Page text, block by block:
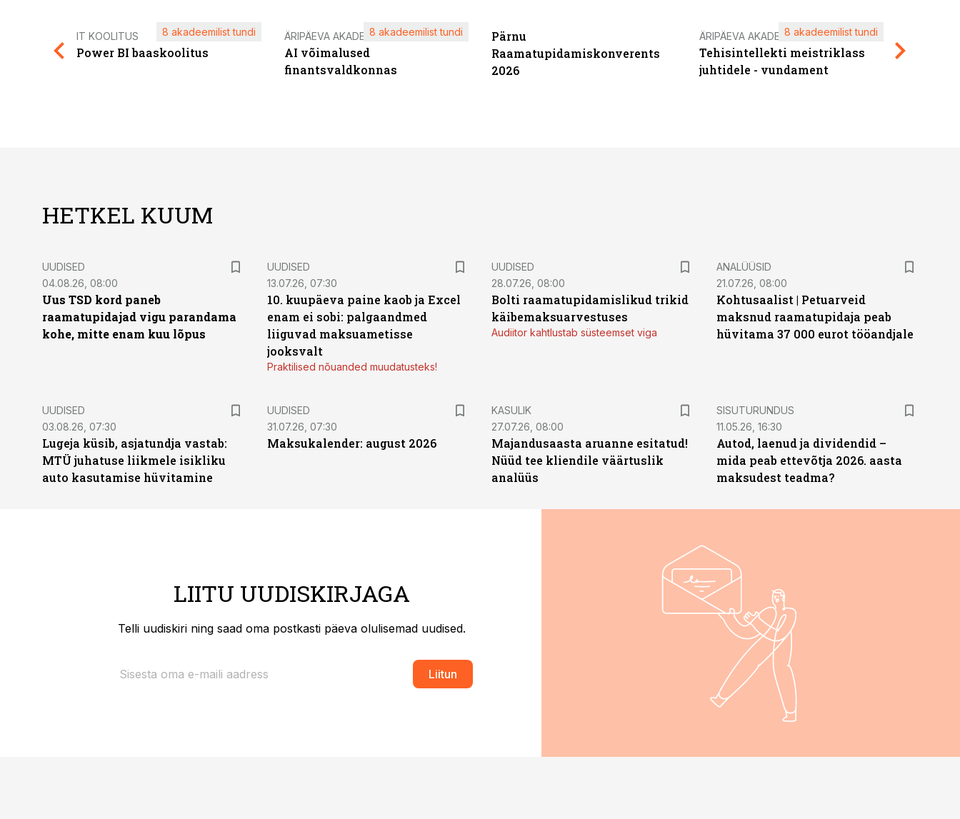
IT KOOLITUS
Power BI baaskoolitus
8 akadeemilist tundi ÄRIPÄEVA AKADEEMIA
AI võimalused
finantsvaldkonnas
8 akadeemilist tundi
Pärnu
Raamatupidamiskonverents
2026
ÄRIPÄEVA AKADEEMIA
Tehisintellekti meistriklass
juhtidele - vundament
8 akadeemilist tundi
HETKEL KUUM
UUDISED
04.08.26, 08:00
Uus TSD kord paneb
raamatupidajad vigu parandama
kohe, mitte enam kuu lõpus
UUDISED
13.07.26, 07:30
10. kuupäeva paine kaob ja Excel
enam ei sobi: palgaandmed
liiguvad maksuametisse
jooksvalt
Praktilised nõuanded muudatusteks!
UUDISED
28.07.26, 08:00
Bolti raamatupidamislikud trikid
käibemaksuarvestuses
Audiitor kahtlustab süsteemset viga
ANALÜÜSID
21.07.26, 08:00
Kohtusaalist | Petuarveid
maksnud raamatupidaja peab
hüvitama 37 000 eurot tööandjale
UUDISED
03.08.26, 07:30
Lugeja küsib, asjatundja vastab:
MTÜ juhatuse liikmele isikliku
auto kasutamise hüvitamine
UUDISED
31.07.26, 07:30
Maksukalender: august 2026
KASULIK
27.07.26, 08:00
Majandusaasta aruanne esitatud!
Nüüd tee kliendile väärtuslik
analüüs
ST
SISUTURUNDUS
11.05.26, 16:30
Autod, laenud ja dividendid –
mida peab ettevõtja 2026. aasta
maksudest teadma?
LIITU UUDISKIRJAGA
Telli uudiskiri ning saad oma postkasti päeva olulisemad uudised.
Liitun